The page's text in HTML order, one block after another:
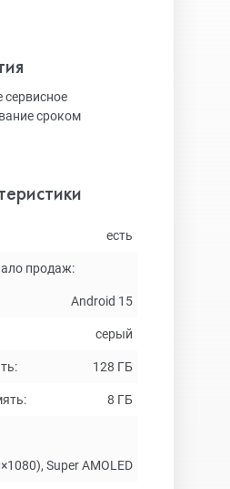
сервисное
сроком
есть
продаж:
Android 15
серый
128 ГБ
8 ГБ
Super AMOLED